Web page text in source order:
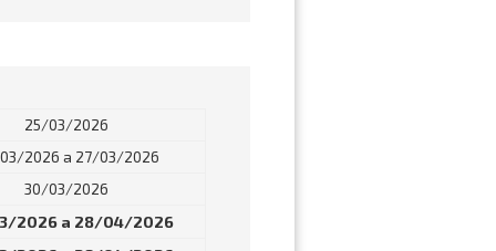
25/03/2026
2026 a 27/03/2026
30/03/2026
2026 a 28/04/2026